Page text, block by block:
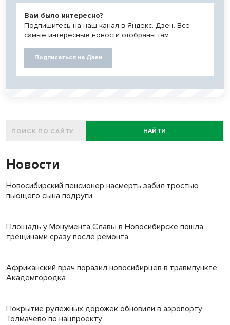
Вам было интересно?
Подпишитесь на наш канал в Яндекс. Дзен. Все
самые интересные новости отобраны там.
Подписаться на Дзен
НАЙТИ
Новости
Новосибирский пенсионер насмерть забил тростью
пьющего сына подруги
Площадь у Монумента Славы в Новосибирске пошла
трещинами сразу после ремонта
Африканский врач поразил новосибирцев в травмпункте
Академгородка
Покрытие рулежных дорожек обновили в аэропорту
Толмачево по нацпроекту